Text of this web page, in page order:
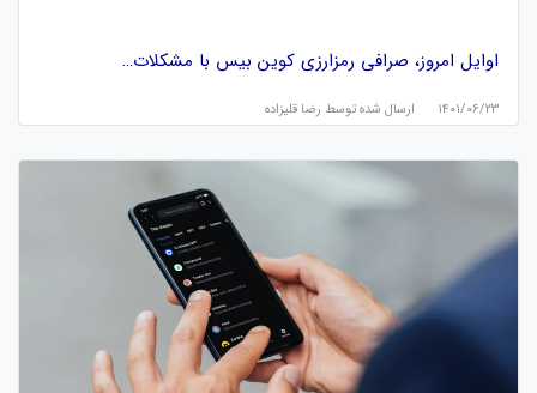
اوایل امروز، صرافی رمزارزی کوین بیس با مشکلات…
۱۴۰۱/۰۶/۲۳ ارسال شده توسط رضا قلیزاده